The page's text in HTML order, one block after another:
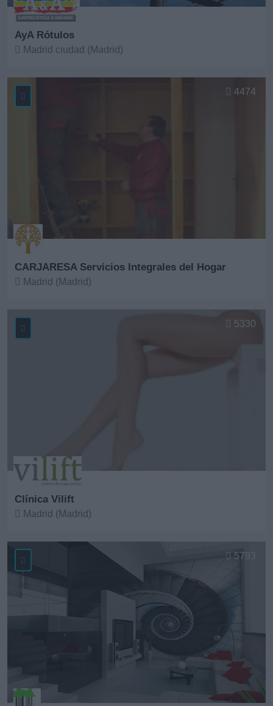
AyA Rótulos
Madrid ciudad (Madrid)
CARJARESA Servicios Integrales del Hogar
Madrid (Madrid)
4474
Clínica Vilift
Madrid (Madrid)
5330
5793